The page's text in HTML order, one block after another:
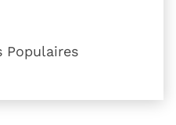
Populaires